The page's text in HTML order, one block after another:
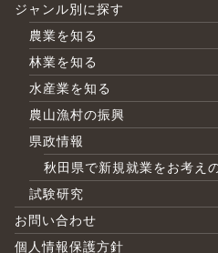
ジャンル別に探す
農業を知る
林業を知る
水産業を知る
農山漁村の振興
県政情報
秋田県で新規就業をお考え
試験研究
お問い合わせ
個人情報保護方針